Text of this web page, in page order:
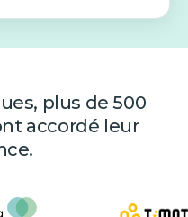
plus de 500
accordé leur